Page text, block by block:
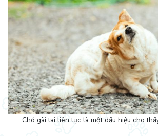
Chó gãi tai liên tục là một dấu hiệu cho